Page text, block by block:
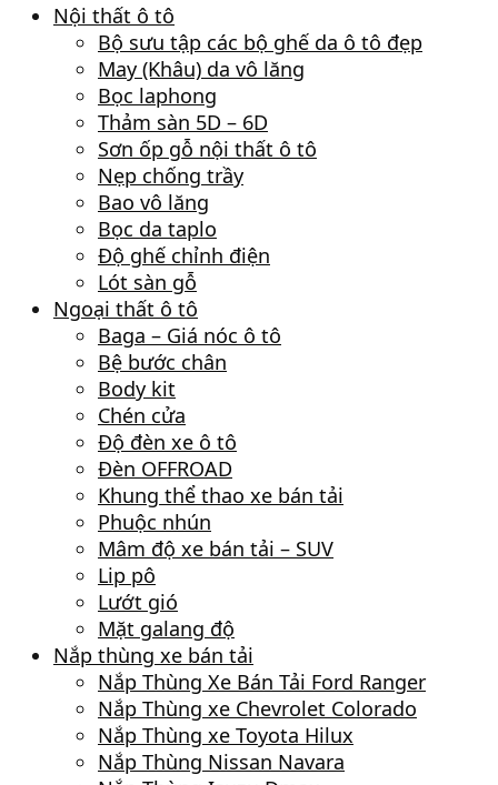
Nội thất ô tô
Bộ sưu tập các bộ ghế da ô tô đẹp
May (Khâu) da vô lăng
Bọc laphong
Thảm sàn 5D – 6D
Sơn ốp gỗ nội thất ô tô
Nẹp chống trầy
Bao vô lăng
Bọc da taplo
Độ ghế chỉnh điện
Lót sàn gỗ
Ngoại thất ô tô
Baga – Giá nóc ô tô
Bệ bước chân
Body kit
Chén cửa
Độ đèn xe ô tô
Đèn OFFROAD
Khung thể thao xe bán tải
Phuộc nhún
Mâm độ xe bán tải – SUV
Lip pô
Lướt gió
Mặt galang độ
Nắp thùng xe bán tải
Nắp Thùng Xe Bán Tải Ford Ranger
Nắp Thùng xe Chevrolet Colorado
Nắp Thùng xe Toyota Hilux
Nắp Thùng Nissan Navara